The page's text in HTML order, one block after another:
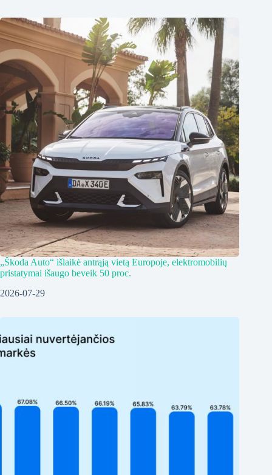
„Škoda Auto“ išlaikė antrąją vietą Europoje, elektromobilių
pristatymai išaugo beveik 50 proc.
2026-07-29